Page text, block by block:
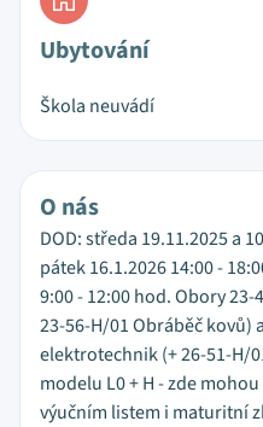
Ubytování
Škola neuvádí
O nás
DOD: středa 19.11.2025 a
pátek 16.1.2026 14:00 -
9:00 - 12:00 hod. Obory
23-56-H/01 Obráběč kovů)
elektrotechnik (+ 26-51-H/
modelu L0 + H - zde
výučním listem i maturitní